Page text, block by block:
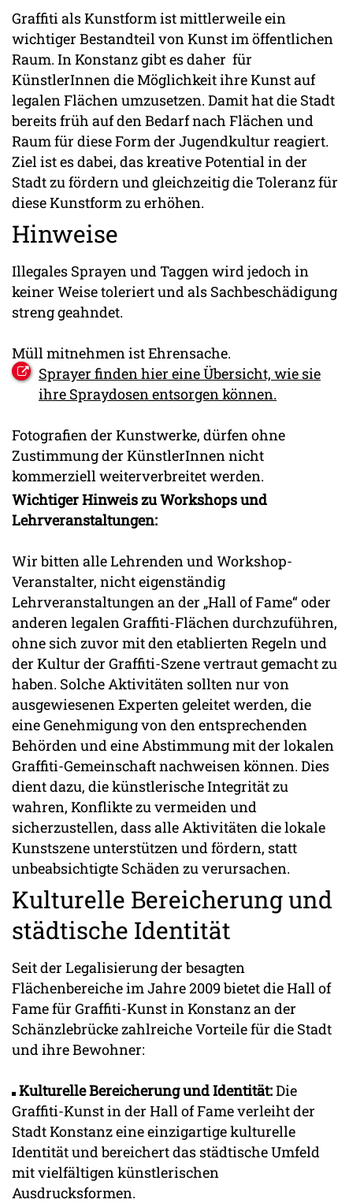
Graffiti als Kunstform ist mittlerweile ein
wichtiger Bestandteil von Kunst im öffentlichen
Raum. In Konstanz gibt es daher für
KünstlerInnen die Möglichkeit ihre Kunst auf
legalen Flächen umzusetzen. Damit hat die Stadt
bereits früh auf den Bedarf nach Flächen und
Raum für diese Form der Jugendkultur reagiert.
Ziel ist es dabei, das kreative Potential in der
Stadt zu fördern und gleichzeitig die Toleranz für
diese Kunstform zu erhöhen.
Hinweise
Illegales Sprayen und Taggen wird jedoch in
keiner Weise toleriert und als Sachbeschädigung
streng geahndet.
Müll mitnehmen ist Ehrensache.
Sprayer finden hier eine Übersicht, wie sie
ihre Spraydosen entsorgen können.
Fotografien der Kunstwerke, dürfen ohne
Zustimmung der KünstlerInnen nicht
kommerziell weiterverbreitet werden.
Wichtiger Hinweis zu Workshops und
Lehrveranstaltungen:
Wir bitten alle Lehrenden und Workshop-
Veranstalter, nicht eigenständig
Lehrveranstaltungen an der „Hall of Fame“ oder
anderen legalen Graffiti-Flächen durchzuführen,
ohne sich zuvor mit den etablierten Regeln und
der Kultur der Graffiti-Szene vertraut gemacht zu
haben. Solche Aktivitäten sollten nur von
ausgewiesenen Experten geleitet werden, die
eine Genehmigung von den entsprechenden
Behörden und eine Abstimmung mit der lokalen
Graffiti-Gemeinschaft nachweisen können. Dies
dient dazu, die künstlerische Integrität zu
wahren, Konflikte zu vermeiden und
sicherzustellen, dass alle Aktivitäten die lokale
Kunstszene unterstützen und fördern, statt
unbeabsichtigte Schäden zu verursachen.
Kulturelle Bereicherung und
städtische Identität
Seit der Legalisierung der besagten
Flächenbereiche im Jahre 2009 bietet die Hall of
Fame für Graffiti-Kunst in Konstanz an der
Schänzlebrücke zahlreiche Vorteile für die Stadt
und ihre Bewohner:
Kulturelle Bereicherung und Identität:Die
Graffiti-Kunst in der Hall of Fame verleiht der
Stadt Konstanz eine einzigartige kulturelle
Identität und bereichert das städtische Umfeld
mit vielfältigen künstlerischen
Ausdrucksformen.